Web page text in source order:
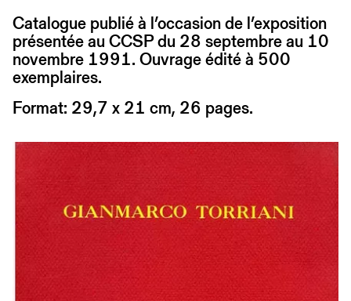
Catalogue publié à l’occasion de l’exposition
présentée au CCSP du 28 septembre au 10
novembre 1991. Ouvrage édité à 500
exemplaires.
Format: 29,7 x 21 cm, 26 pages.